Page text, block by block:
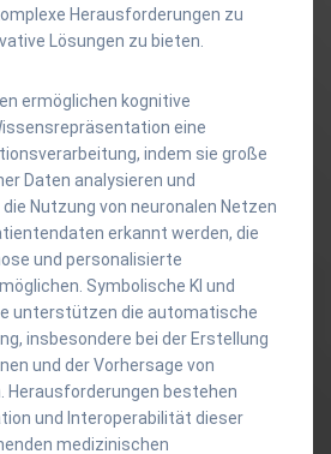
Herausforderungen zu
Lösungen zu bieten.
ermöglichen kognitive
eine
indem sie große
Daten analysieren und
Nutzung von neuronalen Netzen
erkannt werden, die
und personalisierte
Symbolische KI und
unterstützen die automatische
insbesondere bei der Erstellung
und der Vorhersage von
Herausforderungen bestehen
und Interoperabilität dieser
medizinischen